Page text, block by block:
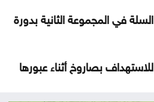
في المجموعة الثانية بدورة
بصاروخ أثناء عبورها